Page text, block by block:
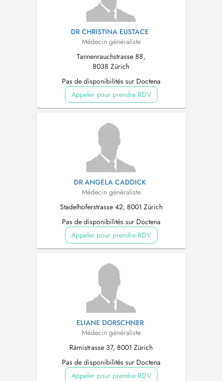
DR CHRISTINA EUSTACE
Médecin généraliste
Tannenrauchstrasse 88,
8038 Zürich
Pas de disponibilités sur Doctena
Appeler pour prendre RDV
DR ANGELA CADDICK
Médecin généraliste
Stadelhoferstrasse 42, 8001 Zürich
Pas de disponibilités sur Doctena
Appeler pour prendre RDV
ELIANE DORSCHNER
Médecin généraliste
Rämistrasse 37, 8001 Zürich
Pas de disponibilités sur Doctena
Appeler pour prendre RDV